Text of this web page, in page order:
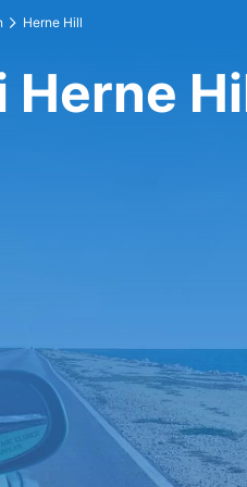
Herne Hill
Herne